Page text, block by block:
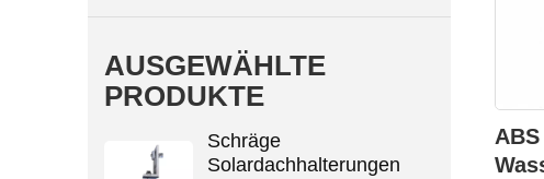
ABS
AUSGEWÄHLTE
PRODUKTE
Schräge
Solardachhalterungen